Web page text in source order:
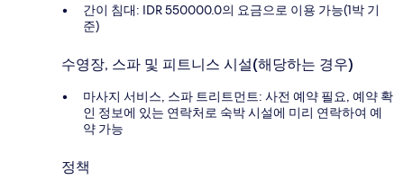
간이 침대: IDR 550000.0의 요금으로 이용 가능(1박 기
준)
수영장, 스파 및 피트니스 시설(해당하는 경우)
마사지 서비스, 스파 트리트먼트: 사전 예약 필요, 예약 확
인 정보에 있는 연락처로 숙박 시설에 미리 연락하여 예
약 가능
정책